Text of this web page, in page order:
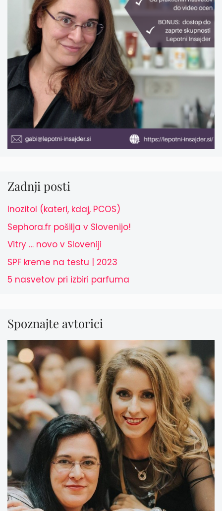
Zadnji posti
Inozitol (kateri, kdaj, PCOS)
Sephora.fr pošilja v Slovenijo!
Vitry … novo v Sloveniji
SPF kreme na testu | 2023
5 nasvetov pri izbiri parfuma
Spoznajte avtorici